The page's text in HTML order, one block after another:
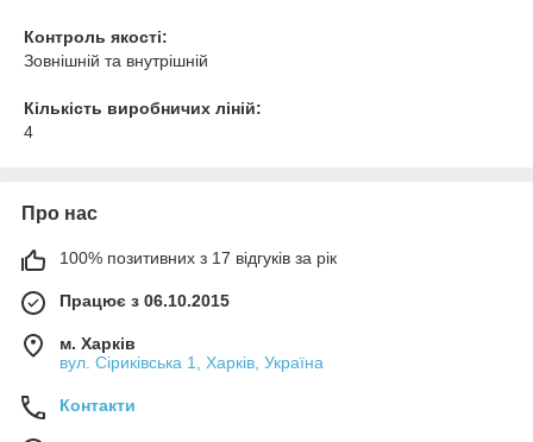
Контроль якості:
Зовнішній та внутрішній
Кількість виробничих ліній:
4
Про нас
100% позитивних з 17 відгуків за рік
Працює з 06.10.2015
м. Харків
вул. Сіриківська 1, Харків, Україна
Контакти